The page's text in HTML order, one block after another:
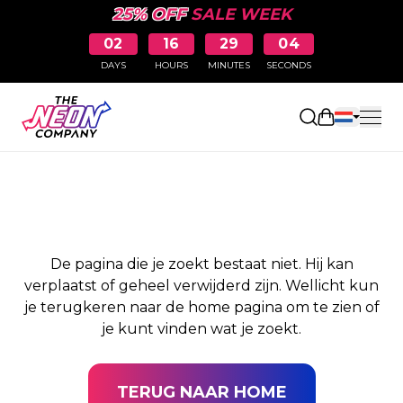
25% OFFSALE WEEK
02
DAYS
16
HOURS
29
MINUTES
04
SECONDS
PAGINA NIET
De pagina die je zoekt bestaat niet. Hij kan
verplaatst of geheel verwijderd zijn. Wellicht kun
je terugkeren naar de home pagina om te zien of
je kunt vinden wat je zoekt.
TERUG NAAR HOME